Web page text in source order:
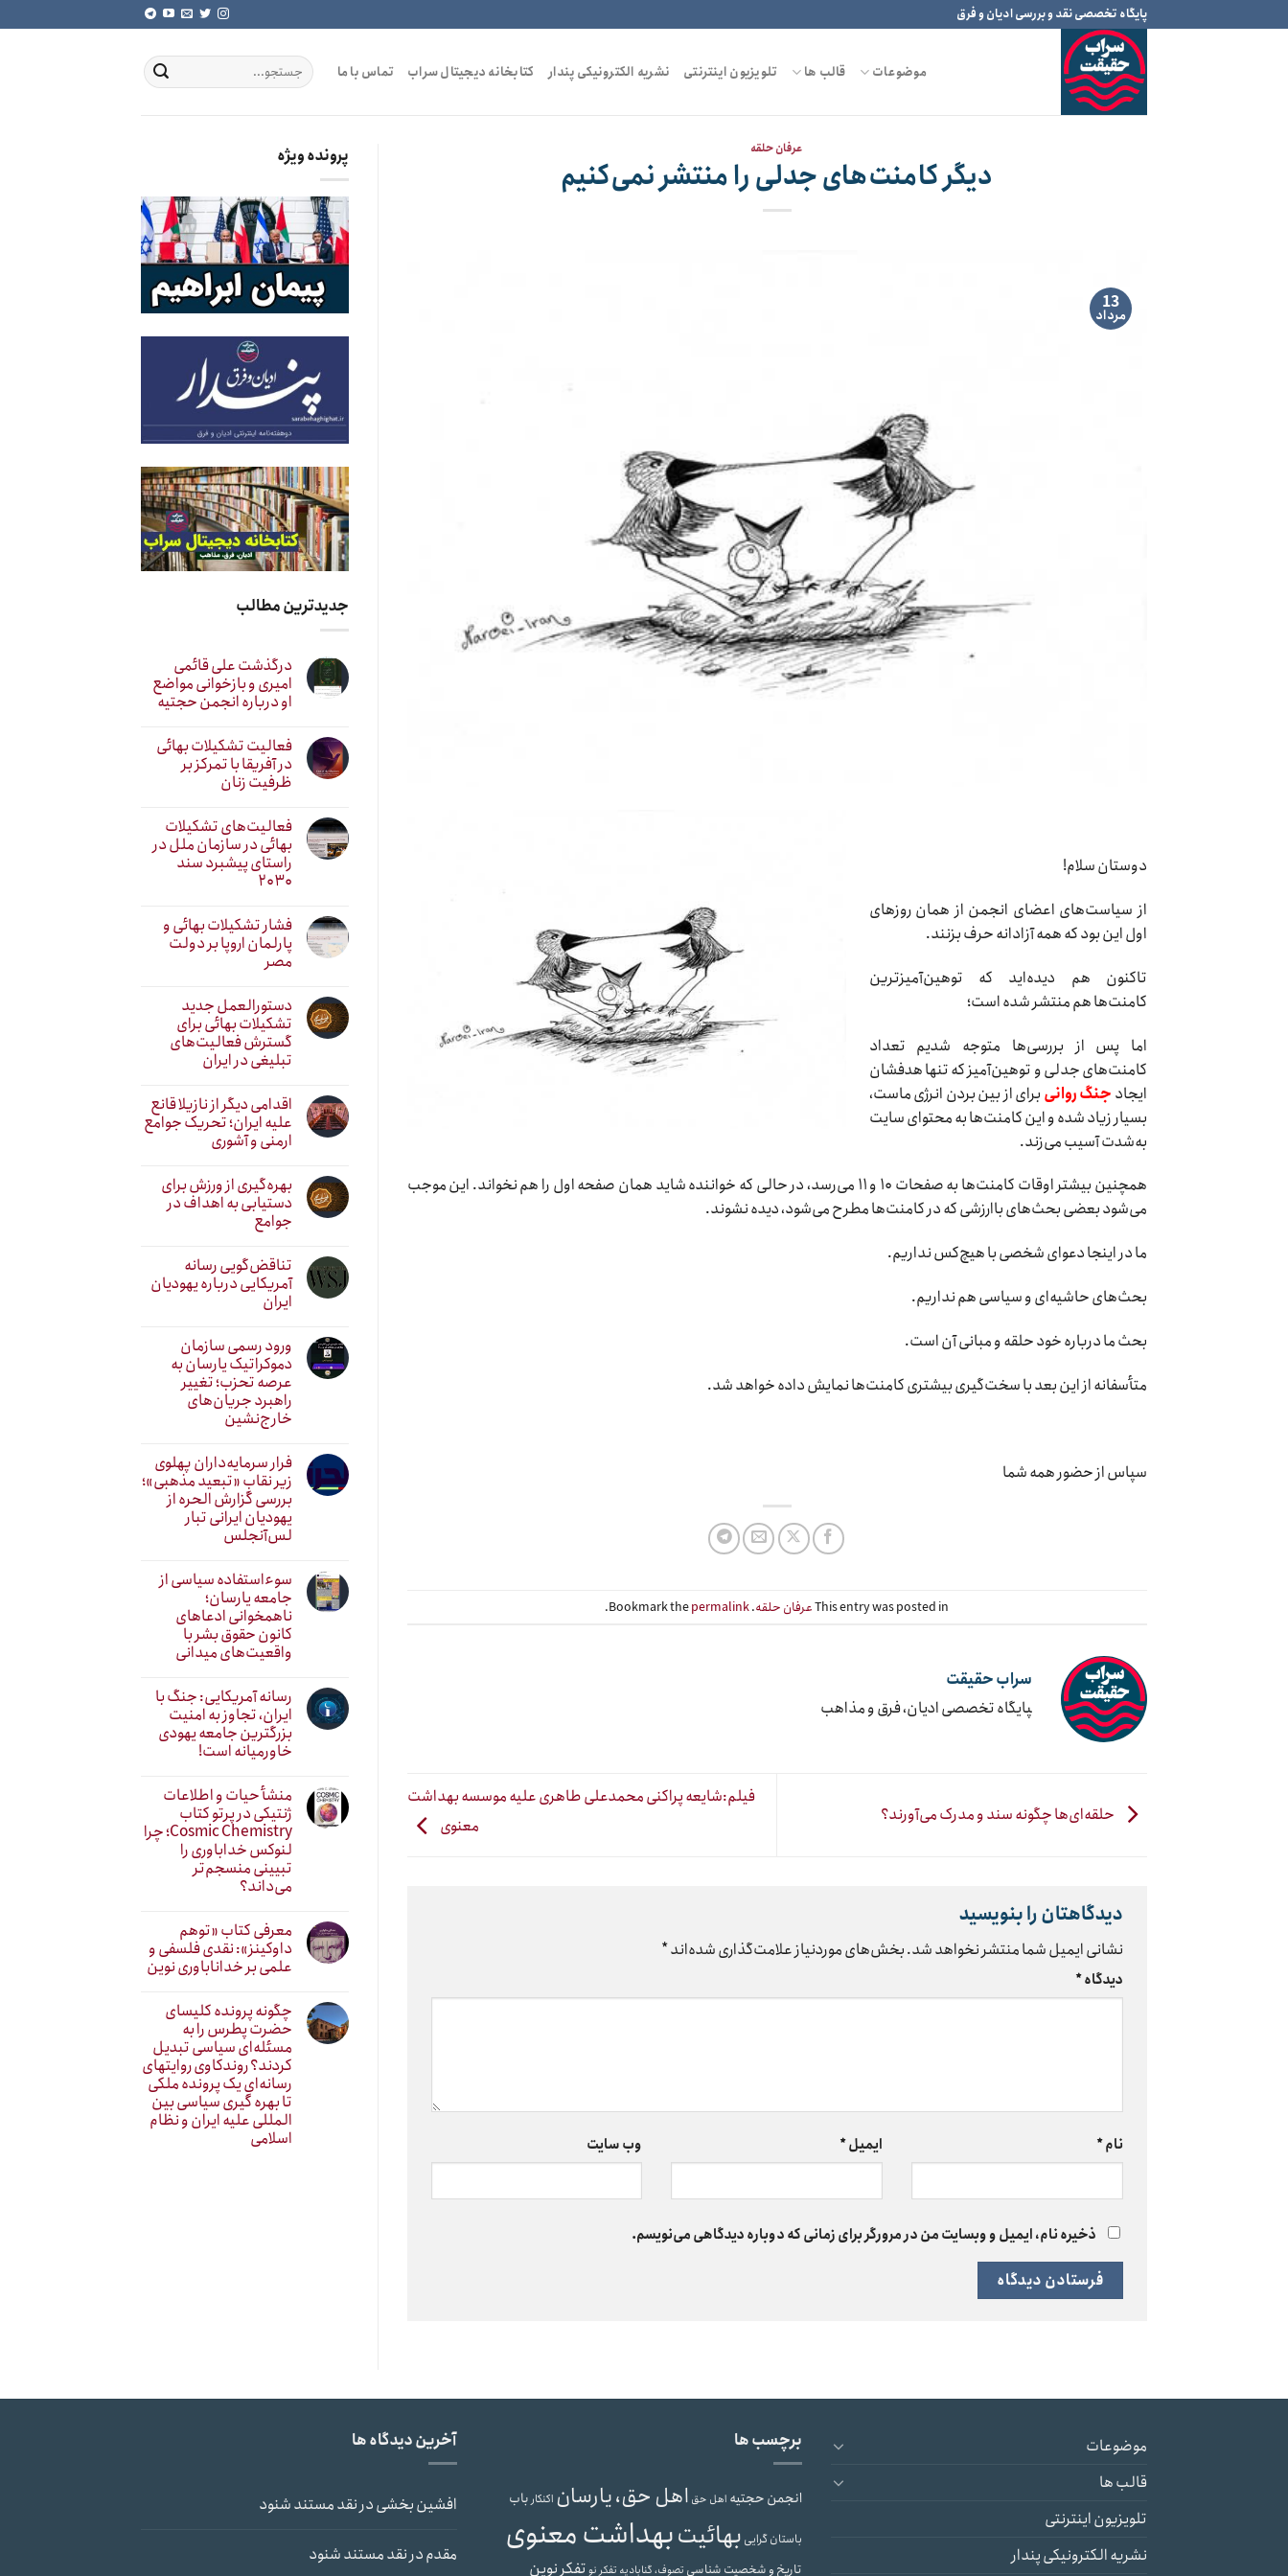
to
پایگاه تخصصی نقد و بررسی ادیان و فرق
موضوعات قالب ها تلویزیون اینترنتی نشریه الکترونیکی پندار کتابخانه دیجیتال سراب تماس با ما
عرفان حلقه
دیگر کامنت‌های جدلی را منتشر نمی‌کنیم
13
مرداد
دوستان سلام!
از سیاست‌های اعضای انجمن از همان روزهای
اول این بود که همه آزادانه حرف بزنند.
تاکنون هم دیده‌اید که توهین‌آمیزترین
کامنت‌ها هم منتشر شده است؛
اما پس از بررسی‌ها متوجه شدیم تعداد
کامنت‌های جدلی و توهین‌آمیز که تنها هدفشان
ایجاد جنگ روانی برای از بین‌ بردن انرژی ماست،
بسیار زیاد شده و این کامنت‌ها به محتوای سایت
به‌شدت آسیب می‌زند.
همچنین بیشتر اوقات کامنت‌ها به صفحات ۱۰ و ۱۱ می‌رسد، در حالی که خواننده شاید همان صفحه اول را هم نخواند. این موجب
می‌شود بعضی بحث‌های باارزشی که در کامنت‌ها مطرح می‌شود، دیده نشوند.
ما در اینجا دعوای شخصی با هیچ‌کس نداریم.
بحث‌های حاشیه‌ای و سیاسی هم نداریم.
بحث ما درباره خود حلقه و مبانی آن است.
متأسفانه از این بعد با سخت‌گیری بیشتری کامنت‌ها نمایش داده خواهد شد.
سپاس از حضور همه شما
This entry was posted inعرفان حلقه. Bookmark the
permalink
.
سراب حقیقت
‍پایگاه تخصصی ادیان، فرق و مذاهب
حلقه‌ای‌ها چگونه سند و مدرک می‌آورند؟
فیلم:شایعه پراکنی محمدعلی طاهری علیه موسسه بهداشت
معنوی
دیدگاهتان را بنویسید
نشانی ایمیل شما منتشر نخواهد شد.بخش‌های موردنیاز علامت‌گذاری شده‌اند*
دیدگاه*
نام* ایمیل* وب‌ سایت
ذخیره نام، ایمیل و وبسایت من در مرورگر برای زمانی که دوباره دیدگاهی می‌نویسم.
پرونده ویژه
جدیدترین مطالب
درگذشت علی قائمی
امیری و بازخوانی مواضع
او درباره انجمن حجتیه
فعالیت تشکیلات بهائی
در آفریقا با تمرکز بر
ظرفیت زنان
فعالیت‌های تشکیلات
بهائی در سازمان ملل در
راستای پیشبرد سند
۲۰۳۰
فشار تشکیلات بهائی و
پارلمان اروپا بر دولت
مصر
دستورالعمل جدید
تشکیلات بهائی برای
گسترش فعالیت‌های
تبلیغی در ایران
اقدامی دیگر از نازیلا قانع
علیه ایران؛ تحریک جوامع
ارمنی و آشوری
بهره‌گیری از ورزش برای
دستیابی به اهداف در
جوامع
تناقض‌گویی رسانه
آمریکایی درباره یهودیان
ایران
ورود رسمی سازمان
دموکراتیک یارسان به
عرصه تحزب؛ تغییر
راهبرد جریان‌های
خارج‌نشین
فرار سرمایه‌داران پهلوی
زیر نقابِ «تبعید مذهبی»؛
بررسی گزارش الحره از
یهودیان ایرانی تبار
لس‌آنجلس
سوءاستفاده سیاسی از
جامعه یارسان؛
ناهمخوانی ادعاهای
کانون حقوق بشر با
واقعیت‌های میدانی
رسانه آمریکایی: جنگ با
ایران، تجاوز به امنیت
بزرگترین جامعه یهودی
خاورمیانه است!
منشأ حیات و اطلاعات
ژنتیکی در پرتو کتاب
Cosmic Chemistry؛ چرا
لنوکس خداباوری را
تبیینی منسجم‌تر
می‌داند؟
معرفی کتاب «توهم
داوکینز»: نقدی فلسفی و
علمی بر خداناباوری نوین
چگونه پرونده کلیسای
حضرت پطرس را به
مسئله‌ای سیاسی تبدیل
کردند؟ روندکاوی روایتهای
رسانه‌ایِ یک پرونده ملکی
تا بهره گیری سیاسی بین
المللی علیه ایران و نظام
اسلامی
موضوعات
قالب ها
تلویزیون اینترنتی
نشریه الکترونیکی پندار
برچسب ها
انجمن حجتیه اهل حق اهل حق، یارسان اکنکارباب
باستان گرایی بهائیتبهداشت معنوی
تاریخ و شخصیت شناسی تصوف، گنابادیه تفکر نوتفکر نوین
آخرین دیدگاه ها
افشین بخشیدرنقد مستند شنود
مقدمدرنقد مستند شنود